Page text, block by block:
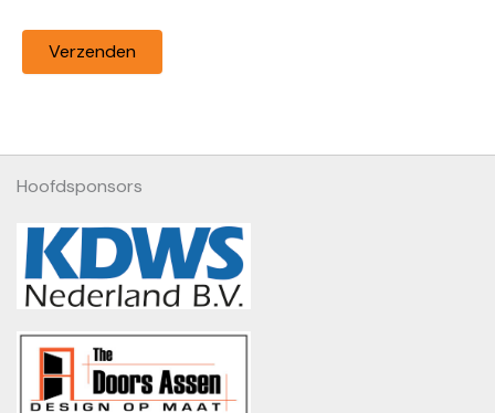
Hoofdsponsors